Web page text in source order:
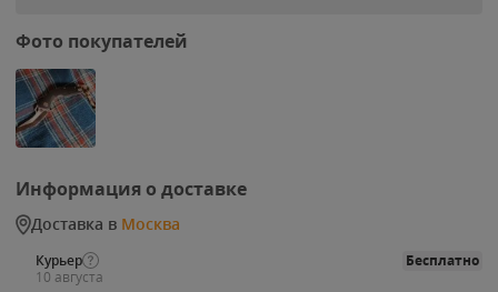
Фото покупателей
Информация о доставке
Доставка в Москва
Курьер
Бесплатно
10 августа